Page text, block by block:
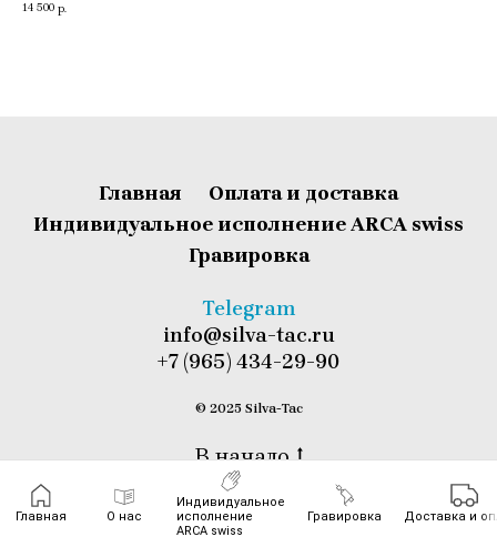
Главная О нас
Индивидуальное
исполнение
ARCA swiss
Гравировка Доставка и
14 500 р.
Главная
Оплата и доставка
Индивидуальное исполнение ARCA swiss
Гравировка
Telegram
info@silva-tac.ru
+7 (965) 434-29-90
© 2025 Silva-Tac
В начало